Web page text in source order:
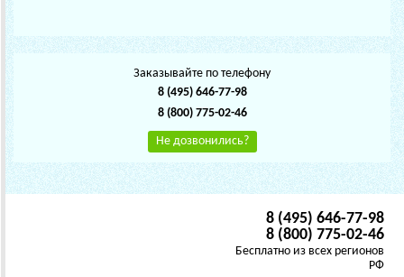
Заказывайте по телефону
8 (495) 646-77-98
8 (800) 775-02-46
Не дозвонились?
8 (495) 646-77-98
8 (800) 775-02-46
Бесплатно из всех регионов
РФ